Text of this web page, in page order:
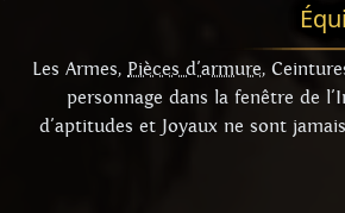
Les Armes, Pièces d'armure,
personnage dans la fenêtre de
d'aptitudes et Joyaux ne sont